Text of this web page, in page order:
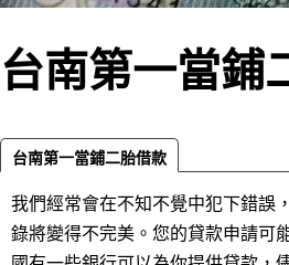
台南第一當鋪
台南第一當鋪二胎借款
我們經常會在不知不覺中犯下錯誤
錄將變得不完美。您的貸款申請可